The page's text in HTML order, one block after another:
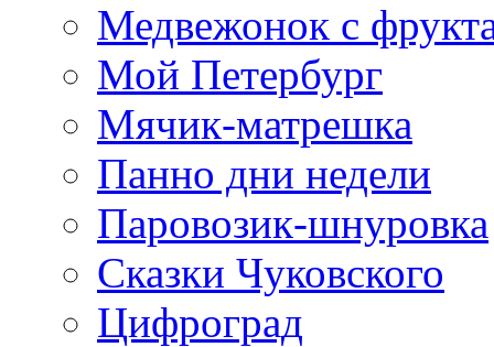
Медвежонок с
Мой Петербург
Мячик-матрешка
Панно дни недели
Паровозик-шнуровка
Сказки Чуковского
Цифроград